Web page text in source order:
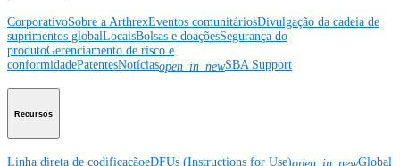
CorporativoSobre a ArthrexEventos comunitáriosDivulgação da cadeia de
suprimentos globalLocaisBolsas e doaçõesSegurança do
produtoGerenciamento de risco e
conformidadePatentesNotíciasopen_in_newSBA Support
Recursos
Linha direta de codificaçãoeDFUs (Instructions for Use)
Global